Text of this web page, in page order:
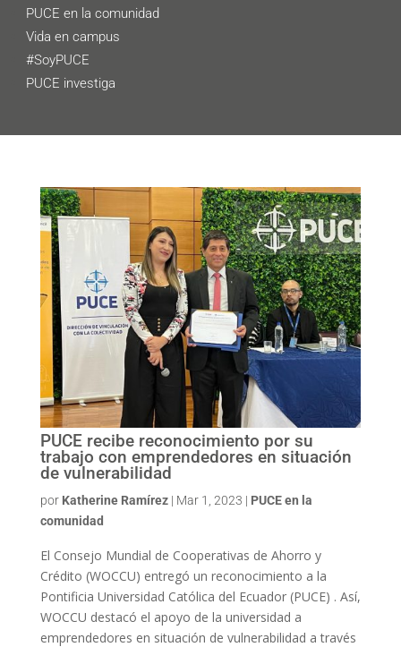
PUCE en la comunidad
Vida en campus
#SoyPUCE
PUCE investiga
PUCE recibe reconocimiento por su
trabajo con emprendedores en situación
de vulnerabilidad
por Katherine Ramírez| Mar 1, 2023 | PUCE en la
comunidad
El Consejo Mundial de Cooperativas de Ahorro y
Crédito (WOCCU) entregó un reconocimiento a la
Pontificia Universidad Católica del Ecuador (PUCE) . Así,
WOCCU destacó el apoyo de la universidad a
emprendedores en situación de vulnerabilidad a través